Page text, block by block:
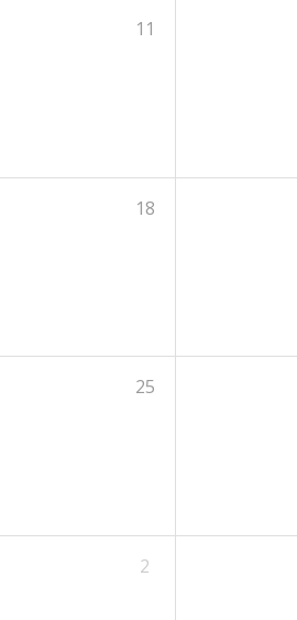
11
18
25
2